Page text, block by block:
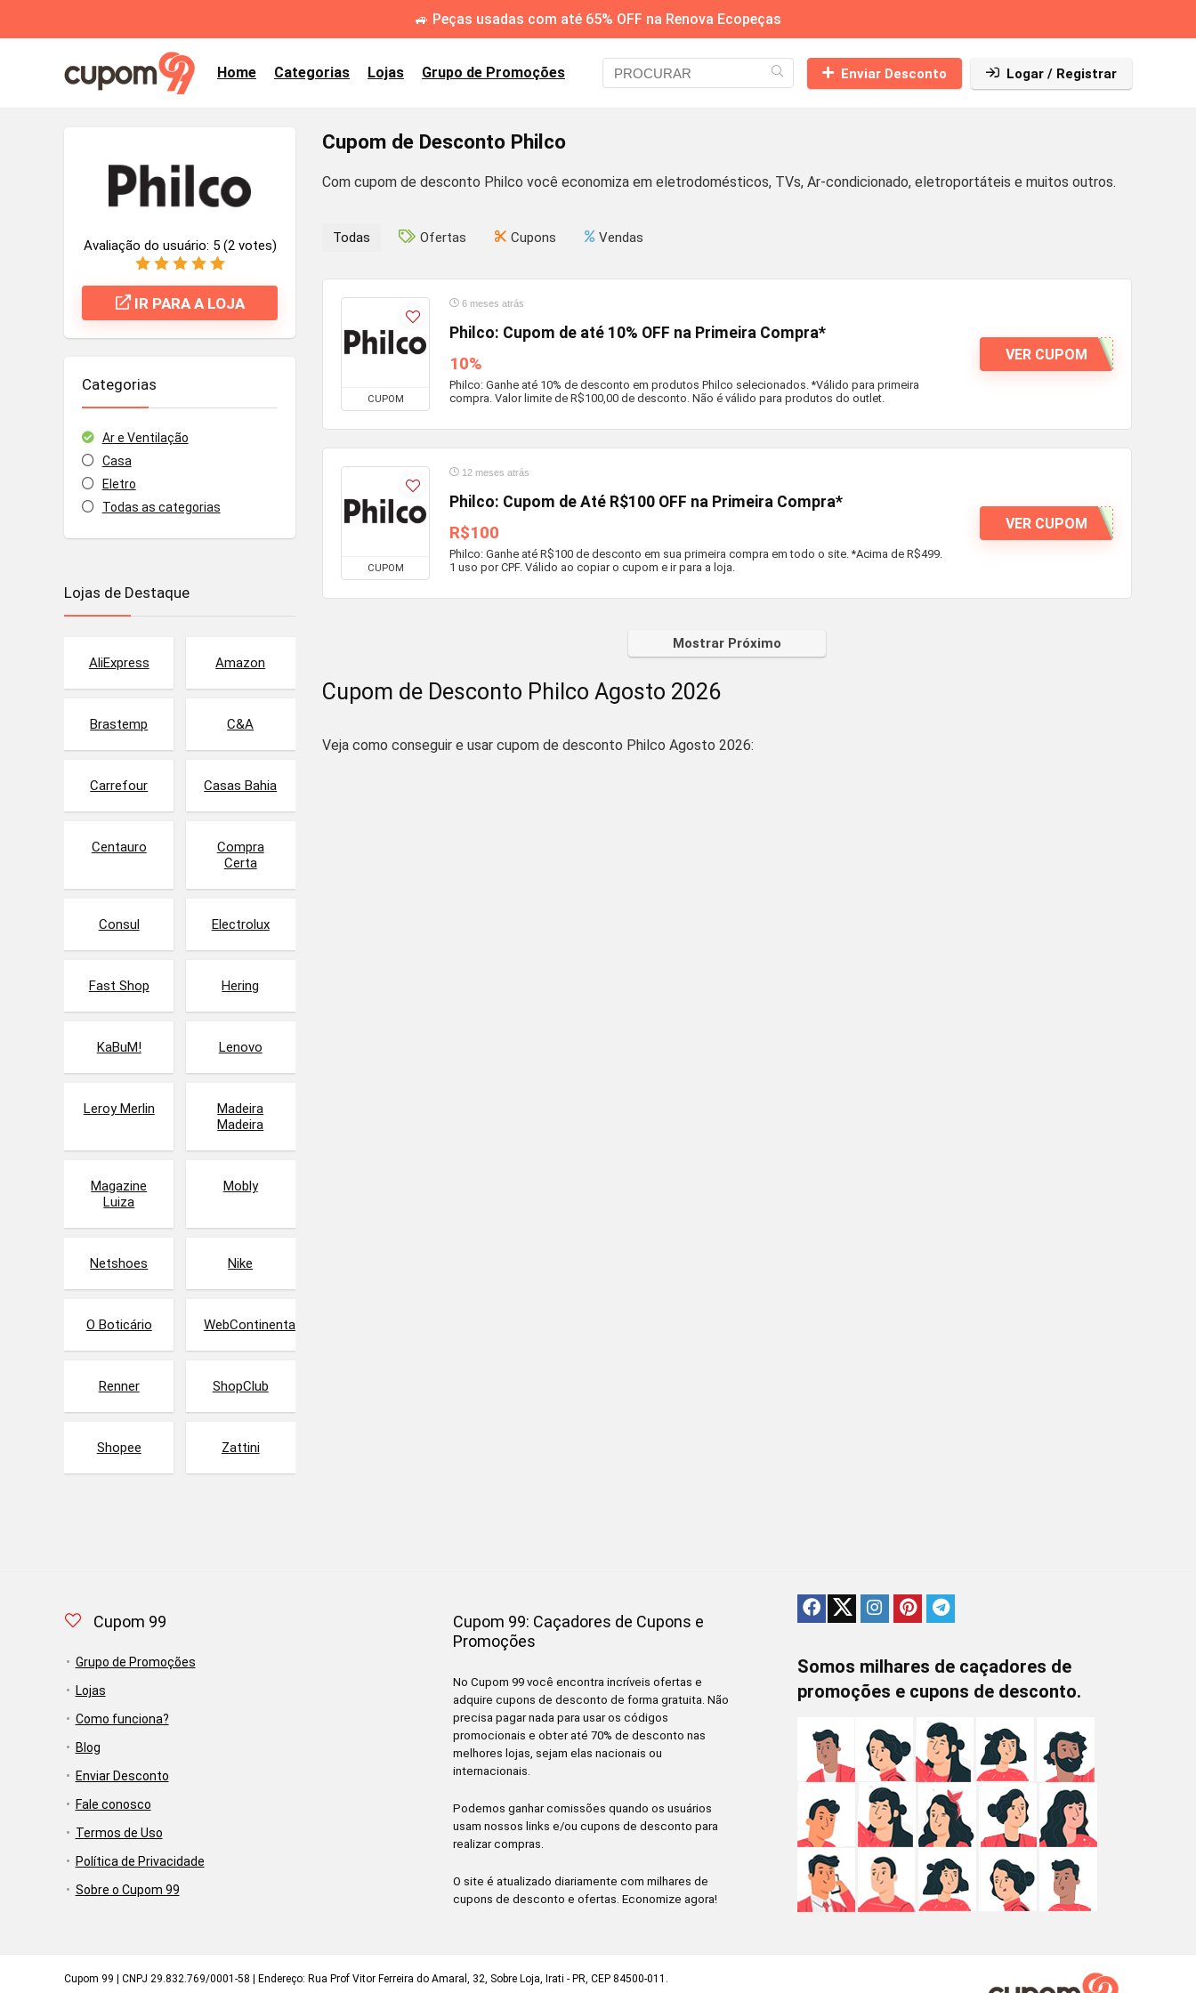
🚙 Peças usadas com até 65% OFF na Renova Ecopeças
Home Categorias Lojas Grupo de Promoções Enviar Desconto Logar / Registrar
Cupom de Desconto Philco
Com cupom de desconto Philco você economiza em eletrodomésticos, TVs, Ar-condicionado, eletroportáteis e muitos outros.
Avaliação do usuário: 5 (2votes)
IR PARA A LOJA
Categorias
Ar e Ventilação
Casa
Eletro
Todas as categorias
Todas Ofertas Cupons Vendas
CUPOM
6 meses atrás
Philco: Cupom de até 10% OFF na Primeira Compra*
10%
Philco: Ganhe até 10% de desconto em produtos Philco selecionados. *Válido para primeira
compra. Valor limite de R$100,00 de desconto. Não é válido para produtos do outlet.
VER CUPOM
CUPOM
12 meses atrás
Philco: Cupom de Até R$100 OFF na Primeira Compra*
R$100
Philco: Ganhe até R$100 de desconto em sua primeira compra em todo o site. *Acima de R$499.
1 uso por CPF. Válido ao copiar o cupom e ir para a loja.
VER CUPOM
Mostrar Próximo
Cupom de Desconto Philco Agosto 2026
Veja como conseguir e usar cupom de desconto Philco Agosto 2026:
Lojas de Destaque
AliExpress Amazon
Brastemp C&A
Carrefour Casas Bahia
Centauro
Compra
Certa
Consul Electrolux
Fast Shop Hering
KaBuM! Lenovo
Leroy Merlin
Madeira
Madeira
Magazine
Luiza
Mobly
Netshoes Nike
O Boticário WebContinental
Renner ShopClub
Shopee Zattini
Cupom 99
Grupo de Promoções
Lojas
Como funciona?
Blog
Enviar Desconto
Fale conosco
Termos de Uso
Política de Privacidade
Sobre o Cupom 99
Cupom 99: Caçadores de Cupons e
Promoções
No Cupom 99 você encontra incríveis ofertas e
adquire cupons de desconto de forma gratuita. Não
precisa pagar nada para usar os códigos
promocionais e obter até 70% de desconto nas
melhores lojas, sejam elas nacionais ou
internacionais.
Podemos ganhar comissões quando os usuários
usam nossos links e/ou cupons de desconto para
realizar compras.
O site é atualizado diariamente com milhares de
cupons de desconto e ofertas. Economize agora!
Somos milhares de caçadores de
promoções e cupons de desconto.
Cupom 99 | CNPJ 29.832.769/0001-58 | Endereço: Rua Prof Vitor Ferreira do Amaral, 32, Sobre Loja, Irati - PR, CEP 84500-011.